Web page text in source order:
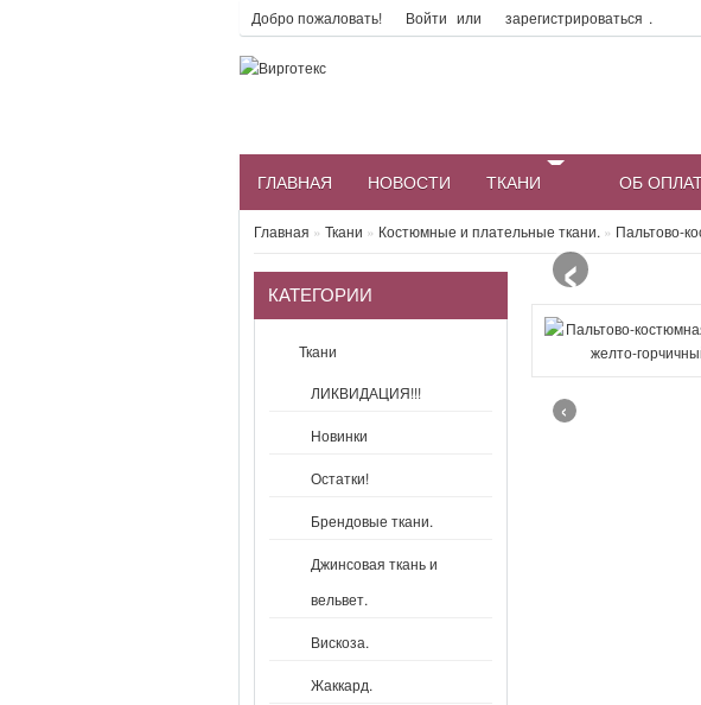
Добро пожаловать! Войти или зарегистрироваться .
ГЛАВНАЯ НОВОСТИ ТКАНИ ОБ
Главная » Ткани » Костюмные и плательные ткани. » Пальтово-
КАТЕГОРИИ
Ткани
ЛИКВИДАЦИЯ!!!
Новинки
Остатки!
Брендовые ткани.
Джинсовая ткань и
вельвет.
Вискоза.
Жаккард.
‹
‹